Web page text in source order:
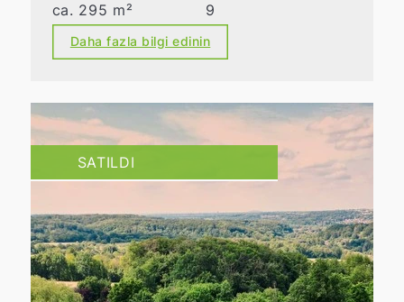
ca. 295 m² 9
Daha fazla bilgi edinin
SATILDI